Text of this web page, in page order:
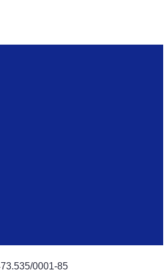
0001-85